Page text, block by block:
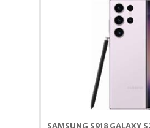
SAMSUNG S918 GALAXY